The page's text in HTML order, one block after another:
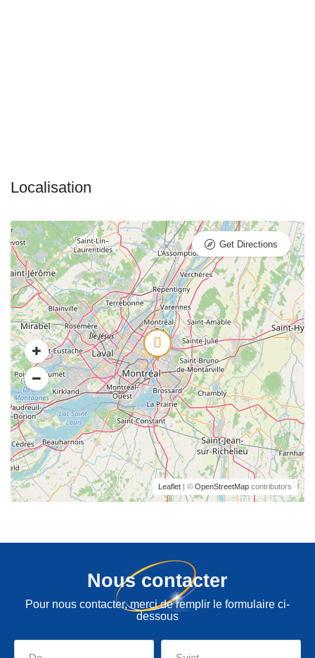
Leaflet | © OpenStreetMap contributors
Get Directions
Nous contacter
Pour nous contacter, merci de remplir le formulaire ci-
dessous